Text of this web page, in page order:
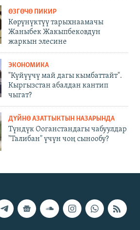
ӨЗГӨЧӨ ПИКИР
Көрүнүктүү тарыхнаамачы
Жаныбек Жакыпбековдун
жаркын элесине
ЭКОНОМИКА
"Күйүүчү май дагы кымбаттайт".
Кыргызстан абалдан кантип
чыгат?
ДҮЙНӨ АЗАТТЫКТЫН НАЗАРЫНДА
Түндүк Ооганстандагы чабуулдар
"Талибан" үчүн чоң сынообу?